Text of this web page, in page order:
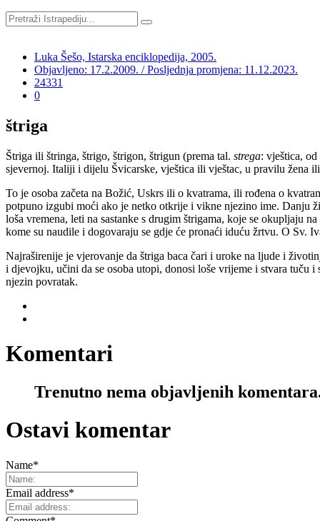
Luka Šešo, Istarska enciklopedija, 2005.
Objavljeno: 17.2.2009. / Posljednja promjena: 11.12.2023.
24331
0
štriga
Štriga ili štringa, štrigo, štrigon, štrigun (prema tal. strega: vještica,
sjevernoj. Italiji i dijelu Švicarske, vještica ili vještac, u pravilu žena
To je osoba začeta na Božić, Uskrs ili o kvatrama, ili rođena o
potpuno izgubi moći ako je netko otkrije i vikne njezino ime. Danju
loša vremena, leti na sastanke s drugim štrigama, koje se okupljaju
kome su naudile i dogovaraju se gdje će pronaći iduću žrtvu. O Sv.
Najraširenije je vjerovanje da štriga baca čari i uroke na ljude i
i djevojku, učini da se osoba utopi, donosi loše vrijeme i stvara tuču
njezin povratak.
Komentari
Trenutno nema objavljenih
Ostavi komentar
Name*
Email address*